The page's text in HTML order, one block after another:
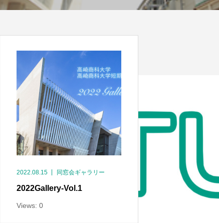
2022.08.15 同窓会ギャラリー
2022Gallery-Vol.1
Views: 0